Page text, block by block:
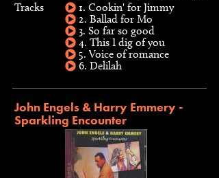
Tracks
1. Cookin' for Jimmy
2. Ballad for Mo
3. So far so good
4. This I dig of you
5. Voice of romance
6. Delilah
John Engels & Harry Emmery -
Sparkling Encounter